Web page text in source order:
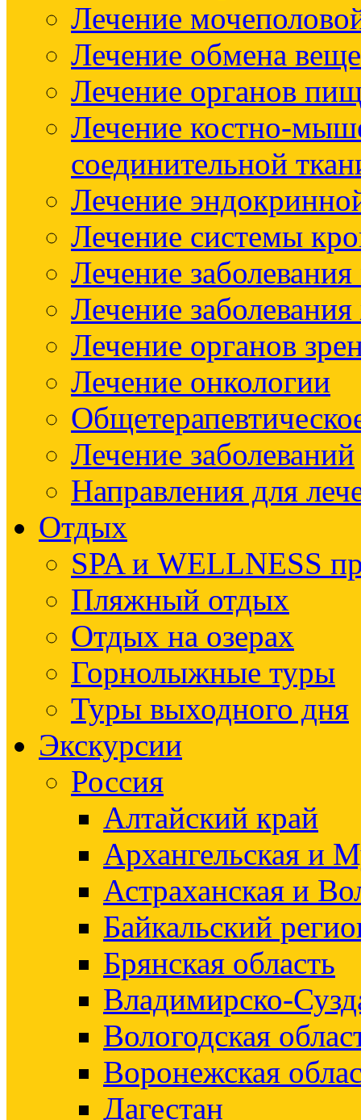
Лечение
Лечение обмена
Лечение органов
Лечение костно-
соединительной
Лечение
Лечение системы
Лечение
Лечение
Лечение органов
Лечение онкологии
Лечение заболеваний
Направления для
Отдых
SPA и WELLNESS
Пляжный отдых
Отдых на озерах
Горнолыжные туры
Туры выходного дня
Экскурсии
Россия
Алтайский край
Архангельская и
Астраханская и
Байкальский
Брянская область
Владимирско-
Вологодская
Воронежская
Дагестан